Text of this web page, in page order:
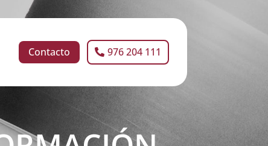
Contacto 976 204 111